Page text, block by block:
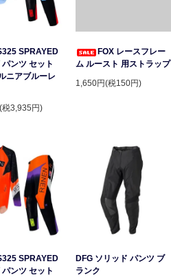
SPRAYED
ンツ セット
ニアブルーレ
3,935円)
FOX レースフレー
ム ルースト 用ストラップ
1,650円(税150円)
SPRAYED
ンツ セット
DFG ソリッド パンツ ブ
ランク